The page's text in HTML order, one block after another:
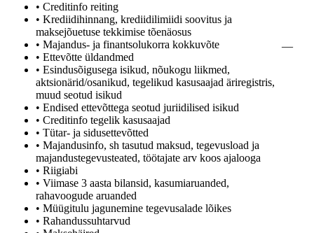
• Creditinfo reiting
• Krediidihinnang, krediidilimiidi soovitus ja
maksejõuetuse tekkimise tõenäosus
• Majandus- ja finantsolukorra kokkuvõte
• Ettevõtte üldandmed
• Esindusõigusega isikud, nõukogu liikmed,
aktsionärid/osanikud, tegelikud kasusaajad äriregistris,
muud seotud isikud
• Endised ettevõttega seotud juriidilised isikud
• Creditinfo tegelik kasusaajad
• Tütar- ja sidusettevõtted
• Majandusinfo, sh tasutud maksud, tegevusload ja
majandustegevusteated, töötajate arv koos ajalooga
• Riigiabi
• Viimase 3 aasta bilansid, kasumiaruanded,
rahavoogude aruanded
• Müügitulu jagunemine tegevusalade lõikes
• Rahandussuhtarvud
—